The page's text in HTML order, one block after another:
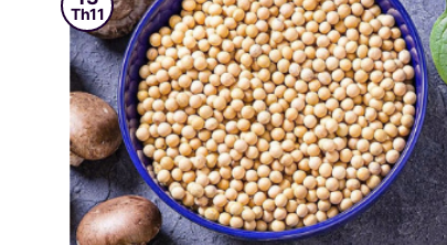
Th11